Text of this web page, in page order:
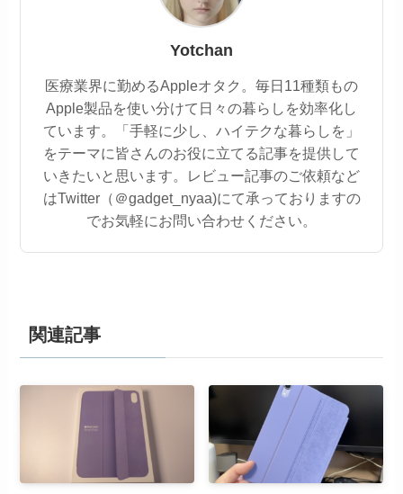
Yotchan
医療業界に勤めるAppleオタク。毎日11種類もの
Apple製品を使い分けて日々の暮らしを効率化し
ています。「手軽に少し、ハイテクな暮らしを」
をテーマに皆さんのお役に立てる記事を提供して
いきたいと思います。レビュー記事のご依頼など
はTwitter（＠gadget_nyaa)にて承っておりますの
でお気軽にお問い合わせください。
関連記事